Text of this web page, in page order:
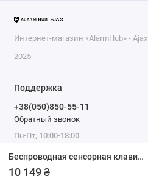
Беспроводная сенсорная клавиатура Ajax KeyPad TouchScreen black
10 149 ₴
Интернет-магазин «AlarmHub» - Ajax
2025
Поддержка
+38(050)850-55-11
Обратный звонок
Пн-Пт, 10:00-18:00